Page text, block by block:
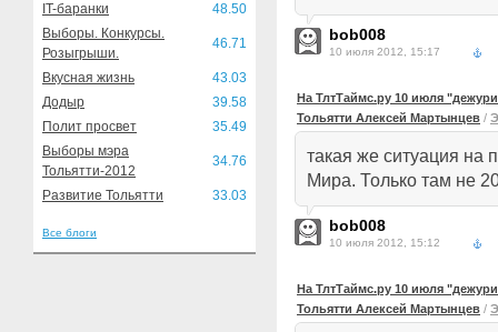
IT-баранки
48.50
Выборы. Конкурсы.
Розыгрыши.
46.71
Вкусная жизнь
43.03
Додыр
39.58
Полит просвет
35.49
Выборы мэра
Тольятти-2012
34.76
Развитие Тольятти 33.03
Все блоги
bob008
10 июля 2012, 15:17
На ТлтТаймс.ру 10 июля
Тольятти Алексей Мартынцев /
такая же ситуация на
Мира. Только там не
bob008
10 июля 2012, 15:12
На ТлтТаймс.ру 10 июля
Тольятти Алексей Мартынцев /